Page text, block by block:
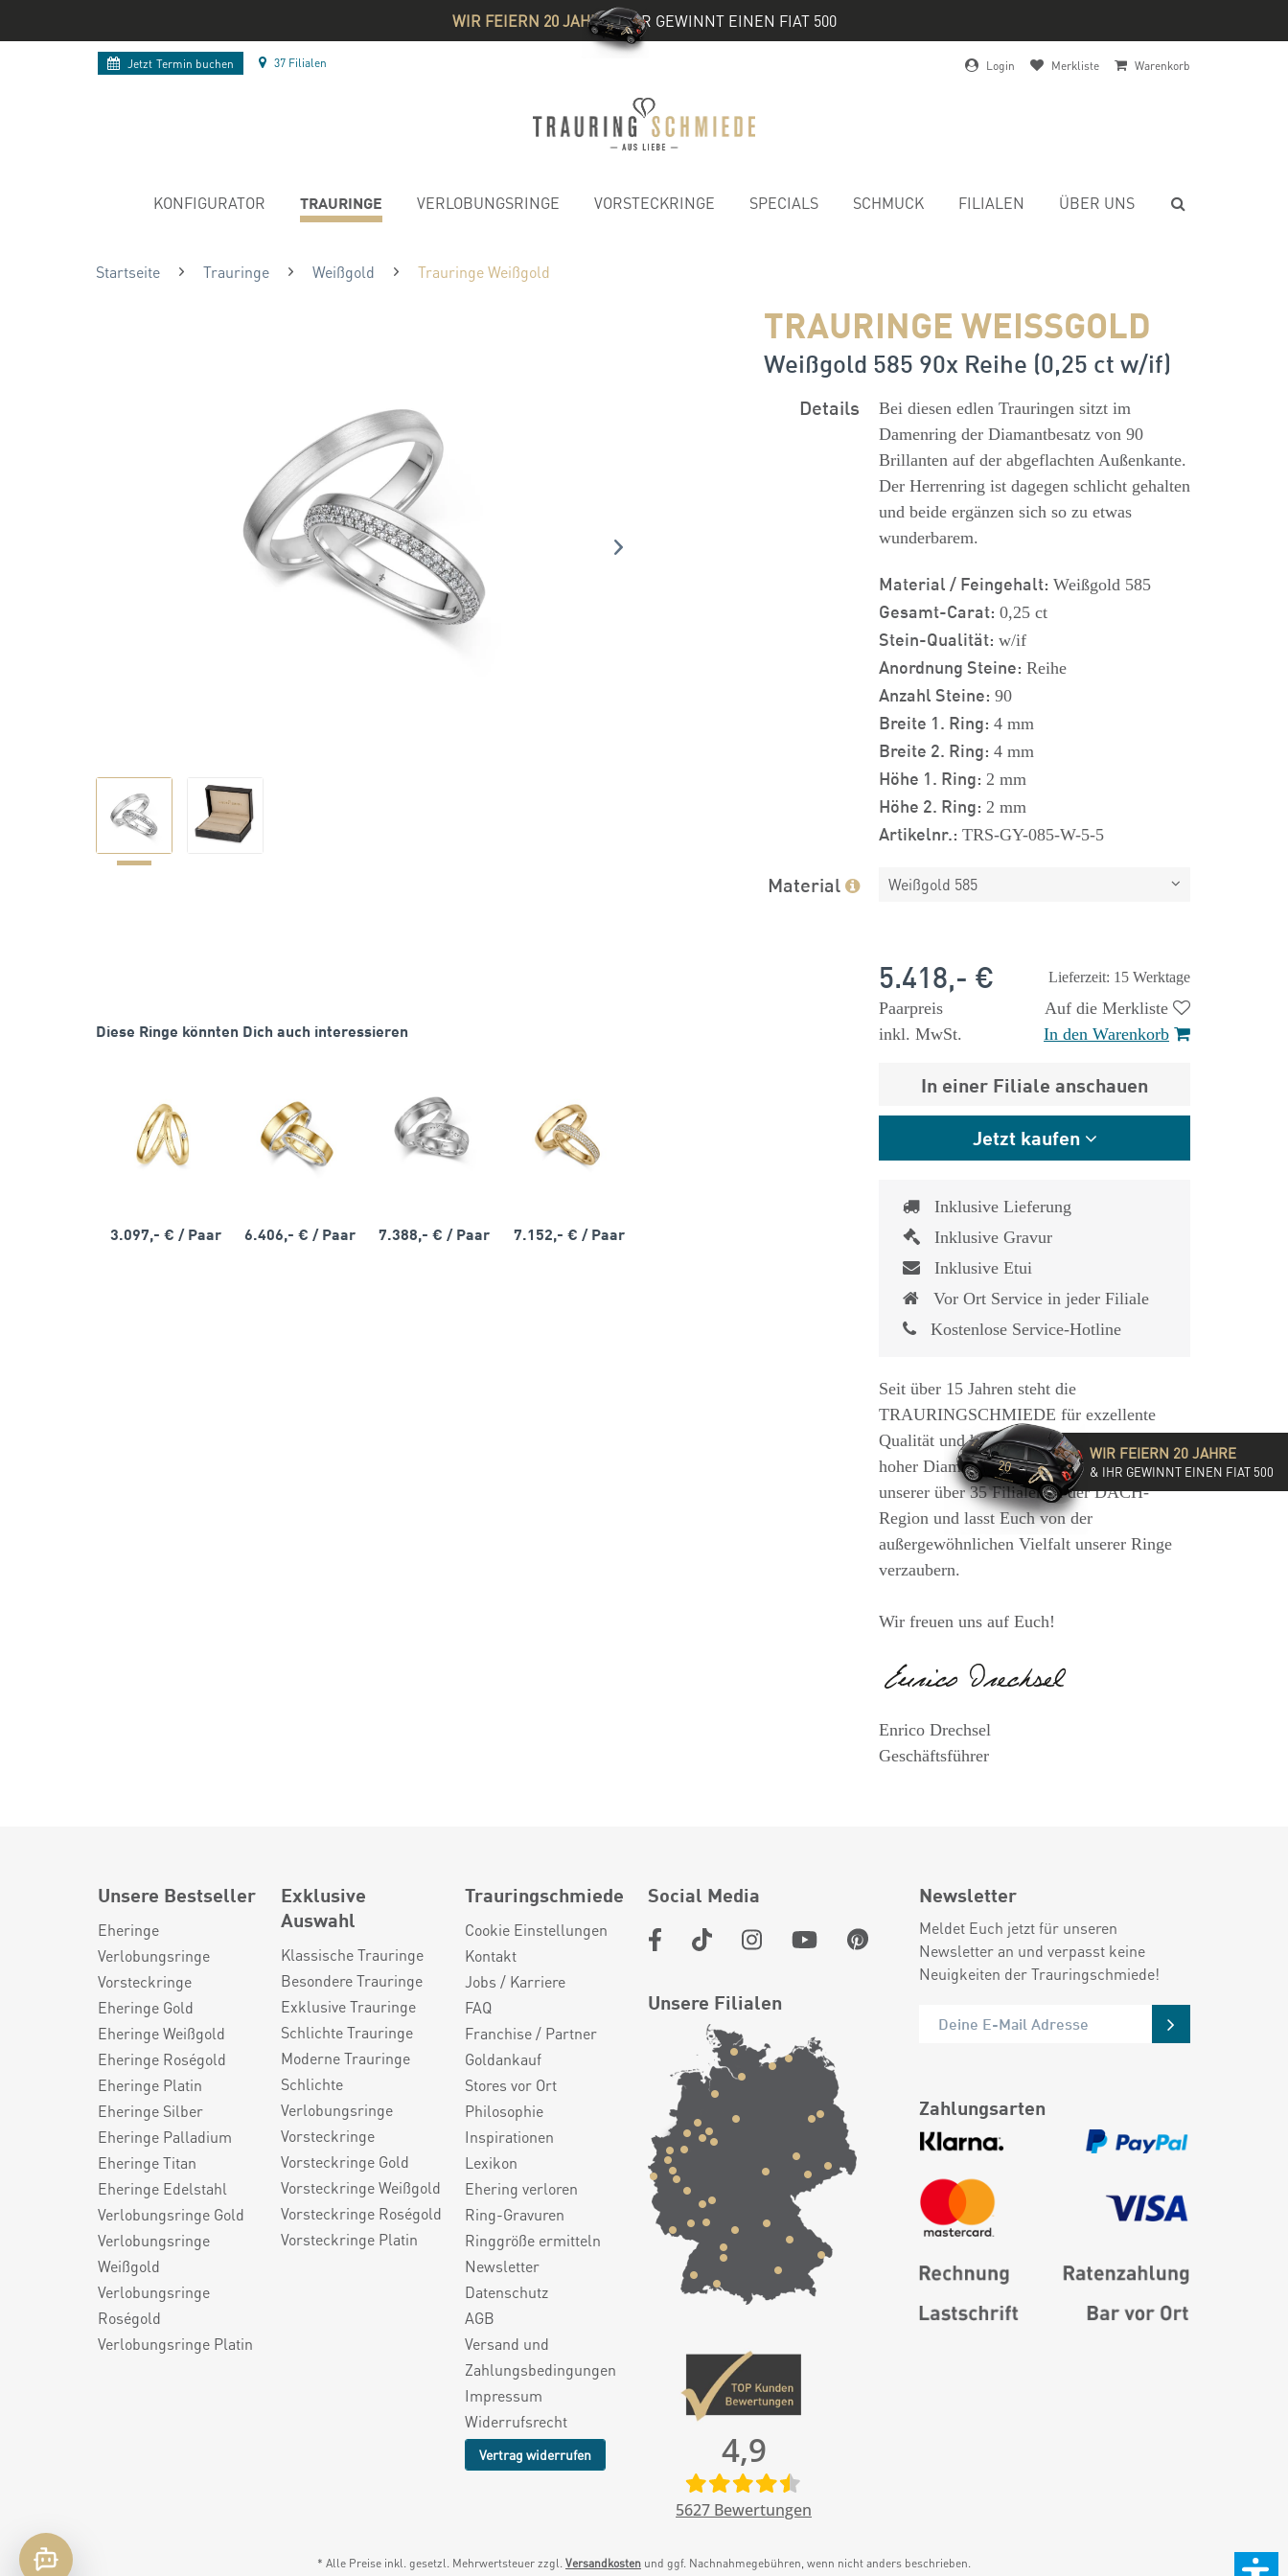
WIR FEIERN 20 JAHRE& IHR GEWINNT EINEN FIAT 500
Jetzt Termin buchen 37 Filialen Login Merkliste Warenkorb
KONFIGURATOR TRAURINGE VERLOBUNGSRINGE VORSTECKRINGE SPECIALS SCHMUCK FILIALEN ÜBER UNS
Startseite Trauringe Weißgold Trauringe Weißgold
TRAURINGE WEISSGOLD
Weißgold 585 90x Reihe (0,25 ct w/if)
Diese Ringe könnten Dich auch interessieren
3.097,- € / Paar 6.406,- €/ Paar 7.388,- €/ Paar 7.152,- € / Paar
Details
Bei diesen edlen Trauringen sitzt im
Damenring der Diamantbesatz von 90
Brillanten auf der abgeflachten Außenkante.
Der Herrenring ist dagegen schlicht gehalten
und beide ergänzen sich so zu etwas
wunderbarem.
Material / Feingehalt: Weißgold 585
Gesamt-Carat: 0,25 ct
Stein-Qualität: w/if
Anordnung Steine: Reihe
Anzahl Steine: 90
Breite 1. Ring: 4 mm
Breite 2. Ring: 4 mm
Höhe 1. Ring: 2 mm
Höhe 2. Ring: 2 mm
Artikelnr.: TRS-GY-085-W-5-5
Material Weißgold 585
Lieferzeit: 15 Werktage
5.418,- €
Paarpreis
inkl. MwSt.
Auf die Merkliste
In den Warenkorb
In einer Filiale anschauen
Jetzt kaufen
Inklusive Lieferung
Inklusive Gravur
Inklusive Etui
Vor Ort Service in jeder Filiale
Kostenlose Service-Hotline
Seit über 15 Jahren steht die
TRAURINGSCHMIEDE für exzellente
Qualität und hochwertige Beratung mit
hoher Diamantkompetenz. Besucht eine
unserer über 35 Filialen in der DACH-
Region und lasst Euch von der
außergewöhnlichen Vielfalt unserer Ringe
verzaubern.
Wir freuen uns auf Euch!
Enrico Drechsel
Geschäftsführer
Unsere Bestseller
Eheringe
Verlobungsringe
Vorsteckringe
Eheringe Gold
Eheringe Weißgold
Eheringe Roségold
Eheringe Platin
Eheringe Silber
Eheringe Palladium
Eheringe Titan
Eheringe Edelstahl
Verlobungsringe Gold
Verlobungsringe
Weißgold
Verlobungsringe
Roségold
Verlobungsringe Platin
Exklusive
Auswahl
Klassische Trauringe
Besondere Trauringe
Exklusive Trauringe
Schlichte Trauringe
Moderne Trauringe
Schlichte
Verlobungsringe
Vorsteckringe
Vorsteckringe Gold
Vorsteckringe Weißgold
Vorsteckringe Roségold
Vorsteckringe Platin
Trauringschmiede
Cookie Einstellungen
Kontakt
Jobs / Karriere
FAQ
Franchise / Partner
Goldankauf
Stores vor Ort
Philosophie
Inspirationen
Lexikon
Ehering verloren
Ring-Gravuren
Ringgröße ermitteln
Newsletter
Datenschutz
AGB
Versand und
Zahlungsbedingungen
Impressum
Widerrufsrecht
Vertrag widerrufen
Social Media
Unsere Filialen
4,9
5627 Bewertungen
Newsletter
Meldet Euch jetzt für unseren
Newsletter an und verpasst keine
Neuigkeiten der Trauringschmiede!
Zahlungsarten
* Alle Preise inkl. gesetzl. Mehrwertsteuer zzgl. Versandkosten und ggf. Nachnahmegebühren, wenn nicht anders beschrieben.
WIR FEIERN 20 JAHRE
& IHR GEWINNT EINEN FIAT 500